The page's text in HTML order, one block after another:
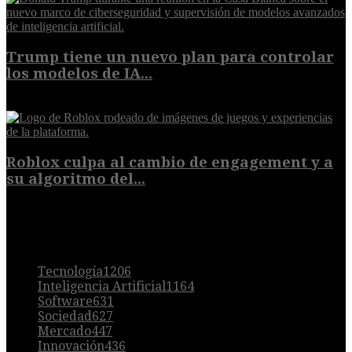
Trump tiene un nuevo plan para controlar
los modelos de IA...
Roblox culpa al cambio de engagement y a
su algoritmo del...
Tecnología1206
Inteligencia Artificial1164
Software631
Sociedad627
Mercado447
Innovación436